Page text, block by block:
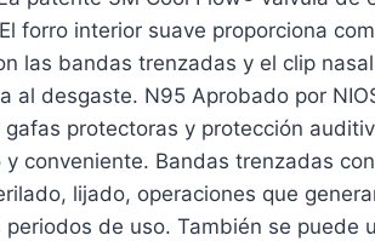
forro interior suave proporciona
las bandas trenzadas y el clip
desgaste. N95 Aprobado por
protectoras y protección
conveniente. Bandas trenzadas
lijado, operaciones que
de uso. También se